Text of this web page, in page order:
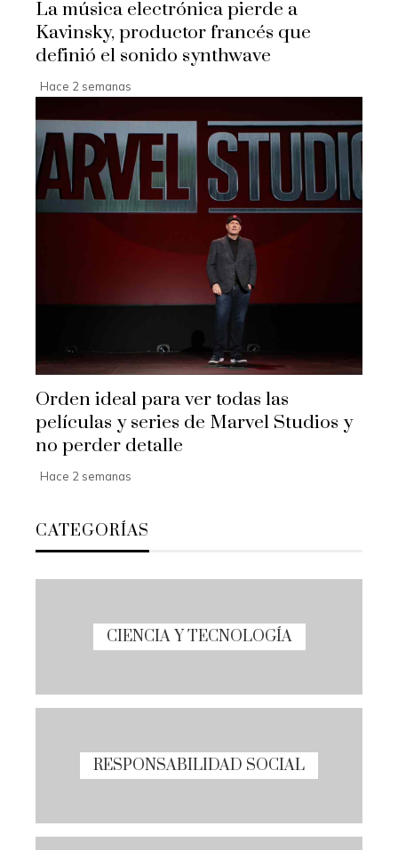
La música electrónica pierde a
Kavinsky, productor francés que
definió el sonido synthwave
Hace 2 semanas
Orden ideal para ver todas las
películas y series de Marvel Studios y
no perder detalle
Hace 2 semanas
CATEGORÍAS
CIENCIA Y TECNOLOGÍA
RESPONSABILIDAD SOCIAL